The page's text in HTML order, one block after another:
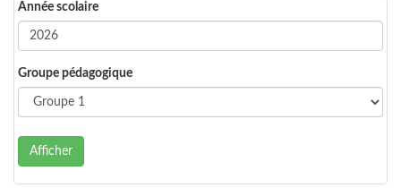
Année scolaire
Groupe pédagogique
Afficher